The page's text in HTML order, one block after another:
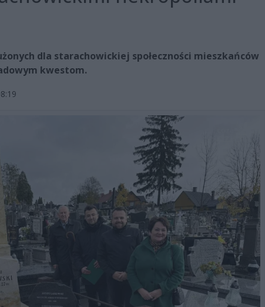
dla starachowickiej społeczności mieszkańców
kwestom.